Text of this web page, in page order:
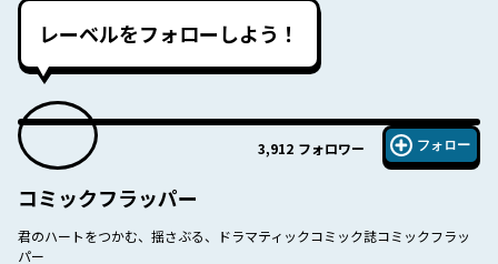
レーベルをフォローしよう！
3,912 フォロワー フォロー
コミックフラッパー
君のハートをつかむ、揺さぶる、ドラマティックコミック誌コミックフラッ
パー